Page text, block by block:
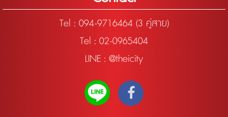
Tel : 094-9716464 (3 คู่สาย)
Tel : 02-0965404
LINE : @theicity